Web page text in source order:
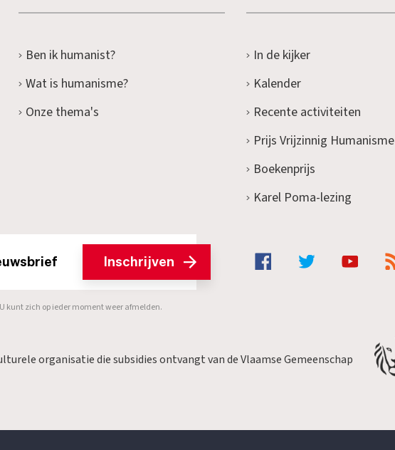
Ben ik humanist?
Wat is humanisme?
Onze thema's
In de kijker
Kalender
Recente activiteiten
Prijs Vrijzinnig Humanisme
Boekenprijs
Karel Poma-lezing
Inschrijven
kunt zich op ieder moment weer afmelden.
organisatie die subsidies ontvangt van de Vlaamse Gemeenschap